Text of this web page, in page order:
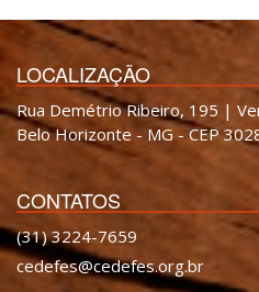
LOCALIZAÇÃO
Rua Demétrio Ribeiro, 195 |
Belo Horizonte - MG - CEP
CONTATOS
(31) 3224-7659
cedefes@cedefes.org.br